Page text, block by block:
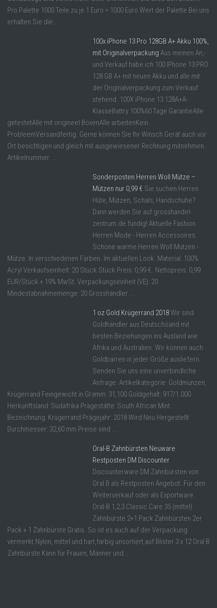
Pro Palette 1000 Teile zu je 1 Euro = 1000 Euro Wert der Palette Bei uns
erhalten Sie die ...
100x iPhone 13 Pro 128GB A+ Akku 100%,
mit Originalverpackung Aus meinen An,-
und Verkauf habe ich 100 IPhone 13 PRO
128 GB A+ mit neuen Akku und alle mit
der Originalverpackung zum Verkauf
stehend. 100X iPhone 13 128A+A-
KlasseBattry 100%60 Tage GarantieAlle
getestetAlle mit origineel BoxenAlle arbeitenKein
ProbleemVersandfertig. Gerne können Sie Ihr Winsch Gerät auch vor
Ort besichtigen und gleich mit ausgewiesener Rechnung mitnehmen.
Artikelnummer: ...
Sonderposten Herren Woll Mütze –
Mützen nur 0,99 € Sie suchen Herren
Hüte, Mützen, Schals, Handschuhe?
Dann werden Sie auf grosshandel-
zentrum.de fündig! Aktuelle Fashion
Herren Mode - Herren Accessoires.
Schöne warme Herren Woll Mützen -
Mütze. In verschiedenen Farben. Im aktuellen Look. Material: 100%
Acryl Verkaufseinheit: 20 Stück Stück Preis: 0,99 €. Nettopreis: 0,99
EUR/Stück + 19% MwSt. Verpackungseinheit (VE): 20
Mindestabnahmemenge: 20 Grosshändler ...
1 oz Gold Krügerrand 2018Wir sind
Goldhändler aus Deutschöand mit
besten Beziehungen ins Ausland wie
Afrika und Australien. Wir können auch
Goldbarren in jeder Größe ausliefern.
Senden Sie uns eine unverbindliche
Anfrage. Artikelkategorie: Goldmünzen,
Krügerrand Feingewicht in Gramm: 31,100 Goldgehalt: 917/1.000
Herkunftsland: Südafrika Prägestätte: South African Mint
Bezeichnung: Krügerrand Prägejahr: 2018 Wird Neu Hergestellt
Durchmesser: 32,60 mm Preise sind ...
Oral-B Zahnbürsten Neuware
Restposten DM Discounter
Discounterware DM Zahnbürsten von
Oral B als Restposten Angebot. Für den
Weiterverkauf oder als Exportware.
Oral-B 1,2,3 Classic Care 35 (mittel)
Zahnbürste 2+1 Pack Zahnbürsten 2er
Pack + 1 Zahnbürste Gratis. So ist es auch auf der Verpackung
vermerkt.Nylon, mittel und hart,farbig unsortiert,auf Blister 3 x 12 Oral B
Zahnbürste Kann für Frauen, Männer und ...